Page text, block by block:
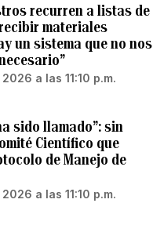
recurren a listas de
materiales
un sistema que no nos
a las 11:10 p.m.
sido llamado”: sin
Científico que
de Manejo de
a las 11:10 p.m.